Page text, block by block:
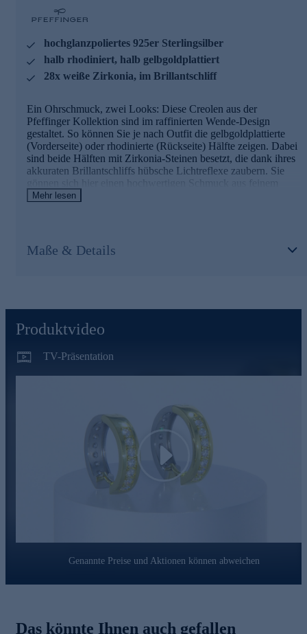
der Schweizer Edelmetallkontrollgesetzgebung.
Auslieferung mit Zertifikat.
Nutzen Sie die Gelegenheit und bestellen Sie gleich
online.
hochglanzpoliertes 925er Sterlingsilber
halb rhodiniert, halb gelbgoldplattiert
28x weiße Zirkonia, im Brillantschliff
Ein Ohrschmuck, zwei Looks: Diese Creolen aus der
Pfeffinger Kollektion sind im raffinierten Wende-Design
gestaltet. So können Sie je nach Outfit die gelbgoldplattierte
(Vorderseite) oder rhodinierte (Rückseite) Hälfte zeigen. Dabei
sind beide Hälften mit Zirkonia-Steinen besetzt, die dank ihres
akkuraten Brillantschliffs hübsche Lichtreflexe zaubern. Sie
Sterlingsilber (925).
Was die Qualität unserer Schmuckstücke angeht, gehen wir
Prüfung auf Konformität mit den Bestimmungen der Schweizer
Edelmetallkontrollgesetzgebung. Auslieferung mit Zertifikat.
Mehr lesen
Maße & Details
Produktvideo
TV-Präsentation
Play
Genannte Preise und Aktionen können abweichen
Das könnte Ihnen auch gefallen